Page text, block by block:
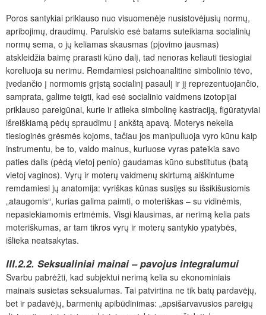
Poros santykiai priklauso nuo visuomenėje nusistovėjusių normų,
apribojimų, draudimų. Parulskio esė batams suteikiama socialinių
normų sema, o jų keliamas skausmas (pjovimo jausmas)
atskleidžia baimę prarasti kūno dalį, tad nenoras keliauti tiesiogiai
koreliuoja su nerimu. Remdamiesi psichoanalitine simbolinio tėvo,
įvedančio į normomis grįstą socialinį pasaulį ir jį reprezentuojančio,
samprata, galime teigti, kad esė socialinio vaidmens izotopijai
priklauso pareigūnai, kurie ir atlieka simbolinę kastraciją, figūratyviai
išreiškiamą pėdų spraudimu į ankštą apavą. Moterys nekelia
tiesioginės grėsmės kojoms, tačiau jos manipuliuoja vyro kūnu kaip
instrumentu, be to, valdo mainus, kuriuose vyras pateikia savo
paties dalis (pėdą vietoj penio) gaudamas kūno substitutus (batą
vietoj vaginos). Vyrų ir moterų vaidmenų skirtumą aiškintume
remdamiesi jų anatomija: vyriškas kūnas susijęs su išsikišusiomis
„ataugomis“, kurias galima paimti, o moteriškas – su vidinėmis,
nepasiekiamomis ertmėmis. Visgi klausimas, ar nerimą kelia pats
moteriškumas, ar tam tikros vyrų ir moterų santykio ypatybės,
išlieka neatsakytas.
III.2.2. Seksualiniai mainai – pavojus integralumui
Svarbu pabrėžti, kad subjektui nerimą kelia su ekonominiais
mainais susietas seksualumas. Tai patvirtina ne tik batų pardavėjų,
bet ir padavėjų, barmenių apibūdinimas: „apsišarvavusios pareigų